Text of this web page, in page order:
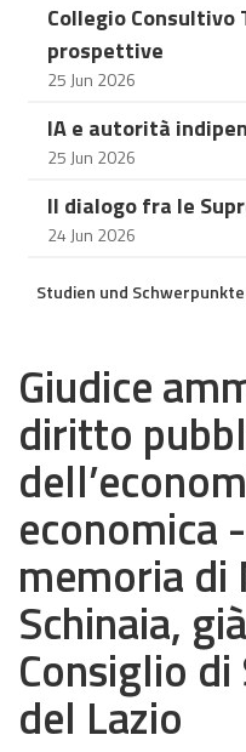
Collegio
prospettive
25 Jun 2026
IA e autorità
25 Jun 2026
Il dialogo fra le
24 Jun 2026
Studien und Schwerpunkte
Giudice
diritto
economica
memoria di
Schinaia,
Consiglio
del Lazio